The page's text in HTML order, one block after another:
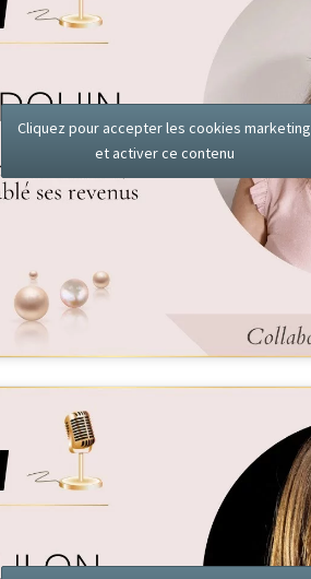
Cliquez pour accepter les cookies marketing
et activer ce contenu